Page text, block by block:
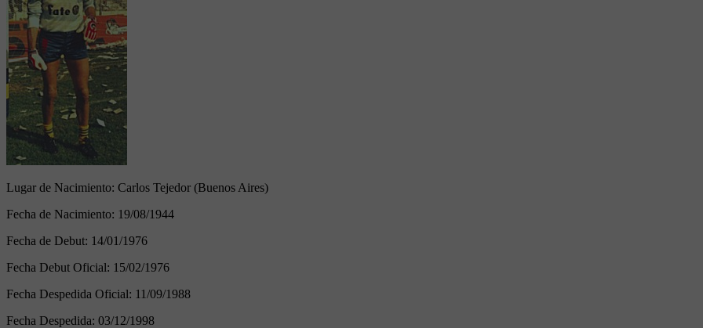
Lugar de Nacimiento: Carlos Tejedor (Buenos Aires)
Fecha de Nacimiento: 19/08/1944
Fecha de Debut: 14/01/1976
Fecha Debut Oficial: 15/02/1976
Fecha Despedida Oficial: 11/09/1988
Fecha Despedida: 03/12/1998